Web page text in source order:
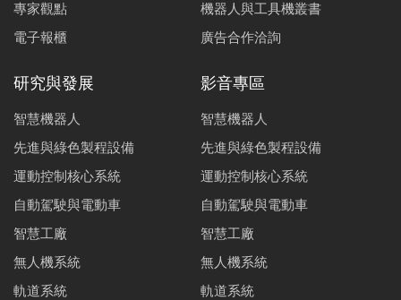
專家觀點
電子報櫃
機器人與工具機叢書
廣告合作洽詢
研究與發展
智慧機器人
先進與綠色製程設備
運動控制核心系統
自動駕駛與電動車
智慧工廠
無人機系統
軌道系統
影音專區
智慧機器人
先進與綠色製程設備
運動控制核心系統
自動駕駛與電動車
智慧工廠
無人機系統
軌道系統